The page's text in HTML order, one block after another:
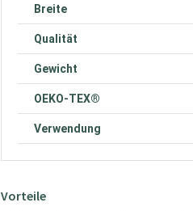
Breite
Qualität
Gewicht
OEKO-TEX®
Verwendung
Vorteile